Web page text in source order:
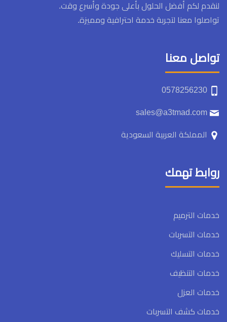
لنقدم لكم أفضل الحلول بأعلى جودة وأسرع وقت.
تواصلوا معنا لتجربة خدمة احترافية ومميزة.
تواصل معنا
المملكة العربية السعودية
روابط تهمك
خدمات الترميم
خدمات التسربات
خدمات التسليك
خدمات التنظيف
خدمات العزل
خدمات كشف التسربات